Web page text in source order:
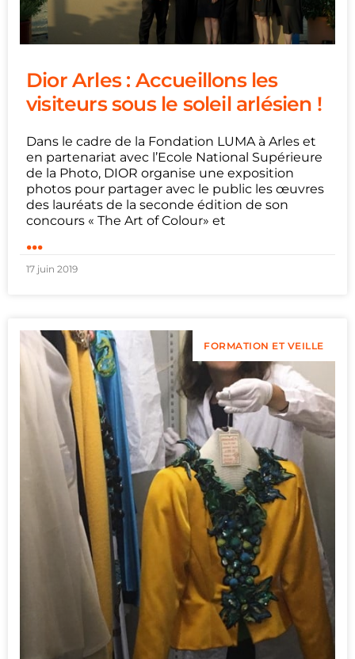
Dior Arles : Accueillons les
visiteurs sous le soleil arlésien !
Dans le cadre de la Fondation LUMA à Arles et
en partenariat avec l’Ecole National Supérieure
de la Photo, DIOR organise une exposition
photos pour partager avec le public les œuvres
des lauréats de la seconde édition de son
concours « The Art of Colour» et
...
17 juin 2019
FORMATION ET VEILLE